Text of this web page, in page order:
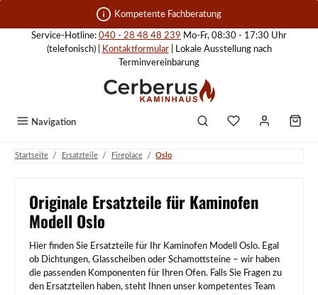
Zum Hauptinhalt springen Kompetente Fachberatung
Service-Hotline: 040 - 28 48 48 239 Mo-Fr, 08:30 - 17:30 Uhr
(telefonisch) |
Kontaktformular| Lokale Ausstellung nach
Terminvereinbarung
Navigation
Startseite / Ersatzteile / Fireplace / Oslo
Originale Ersatzteile für Kaminofen
Modell Oslo
Hier finden Sie Ersatzteile für Ihr Kaminofen Modell Oslo. Egal
ob Dichtungen, Glasscheiben oder Schamottsteine – wir haben
die passenden Komponenten für Ihren Ofen. Falls Sie Fragen zu
den Ersatzteilen haben, steht Ihnen unser kompetentes Team